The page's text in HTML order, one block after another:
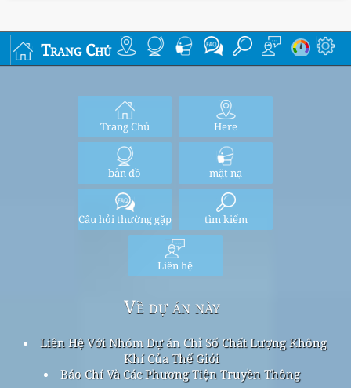
Trang Chủ
Trang Chủ Here
bản đồ mặt nạ
Câu hỏi thường gặp tìm kiếm
Liên hệ
Về dự án này
Liên Hệ Với Nhóm Dự án Chỉ Số Chất Lượng Không
Khí Của Thế Giới
Báo Chí Và Các Phương Tiện Truyền Thông